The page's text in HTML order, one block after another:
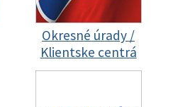
Okresné úrady /
Klientske centrá